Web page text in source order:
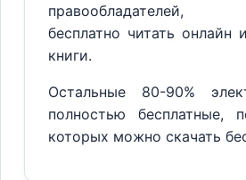
правообладателей,
бесплатно читать онлайн
книги.
Остальные 80-90%
полностью бесплатные,
которых можно скачать